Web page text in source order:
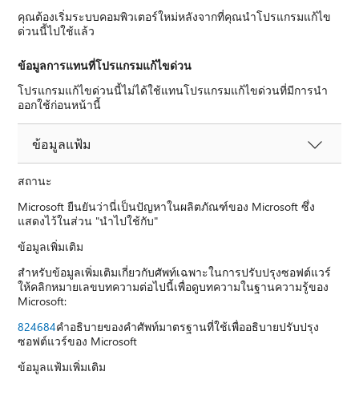
คุณต้องเริ่มระบบคอมพิวเตอร์ใหม่หลังจากที่คุณนำโปรแกรมแก้ไข
ด่วนนี้ไปใช้แล้ว
ข้อมูลการแทนที่โปรแกรมแก้ไขด่วน
โปรแกรมแก้ไขด่วนนี้ไม่ได้ใช้แทนโปรแกรมแก้ไขด่วนที่มีการนำ
ออกใช้ก่อนหน้านี้
ข้อมูลแฟ้ม
สถานะ
Microsoft ยืนยันว่านี่เป็นปัญหาในผลิตภัณฑ์ของ Microsoft ซึ่ง
แสดงไว้ในส่วน "นำไปใช้กับ"
ข้อมูลเพิ่มเติม
สำหรับข้อมูลเพิ่มเติมเกี่ยวกับศัพท์เฉพาะในการปรับปรุงซอฟต์แวร์
ให้คลิกหมายเลขบทความต่อไปนี้เพื่อดูบทความในฐานความรู้ของ
Microsoft:
824684คำอธิบายของคำศัพท์มาตรฐานที่ใช้เพื่ออธิบายปรับปรุง
ซอฟต์แวร์ของ Microsoft
ข้อมูลแฟ้มเพิ่มเติม